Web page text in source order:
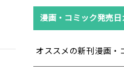
漫画・コミック発売日
オススメの新刊漫画・